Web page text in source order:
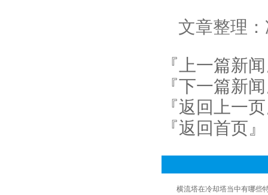
文章整理：
『上一篇新
『下一篇新
『返回上一
『返回首页』
横流塔在冷却塔当中有哪些